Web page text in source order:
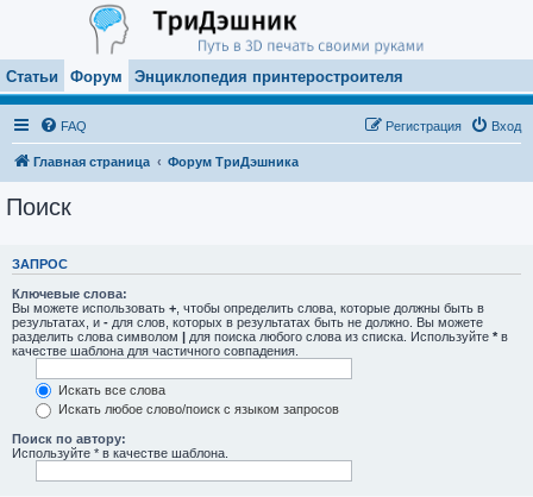
Статьи Форум Энциклопедия принтеростроителя
FAQ Вход
Регистрация
Главная страница Форум ТриДэшника
Поиск
ЗАПРОС
Ключевые слова:
Вы можете использовать + , чтобы определить слова, которые должны быть в
результатах, и - для слов, которых в результатах быть не должно. Вы можете
разделить слова символом | для поиска любого слова из списка. Используйте * в
качестве шаблона для частичного совпадения.
Искать все слова
Искать любое слово/поиск с языком запросов
Поиск по автору:
Используйте * в качестве шаблона.